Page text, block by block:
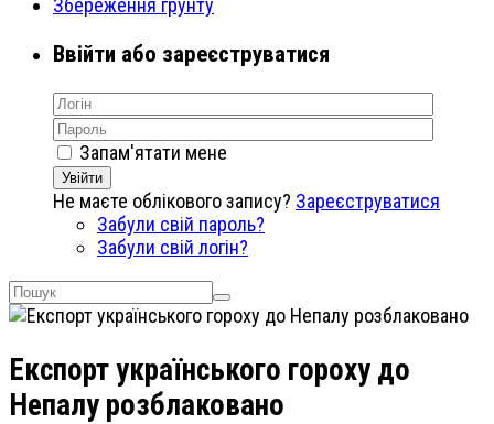
Збереження грунту
Ввійти або зареєструватися
Запам'ятати мене
Увійти
Не маєте облікового запису? Зареєструватися
Забули свій пароль?
Забули свій логін?
Експорт українського гороху до
Непалу розблаковано